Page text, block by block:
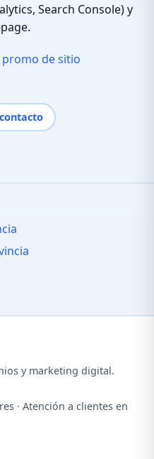
Search Console) y
promo de sitio
y marketing digital.
· Atención a clientes en